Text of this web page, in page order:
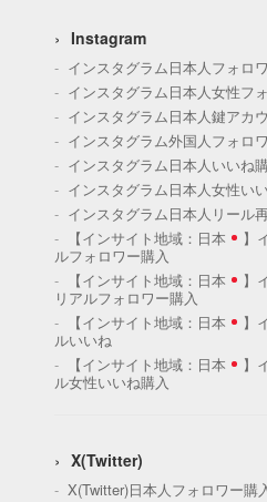
Instagram
インスタグラム日本人フォロ
インスタグラム日本人女性フ
インスタグラム日本人鍵アカ
インスタグラム外国人フォロ
インスタグラム日本人いいね
インスタグラム日本人女性い
インスタグラム日本人リール
【インサイト地域：日本
】
ルフォロワー購入
【インサイト地域：日本
】
リアルフォロワー購入
【インサイト地域：日本
】
ルいいね
【インサイト地域：日本
】
ル女性いいね購入
X(Twitter)
X(Twitter)日本人フォロワー購